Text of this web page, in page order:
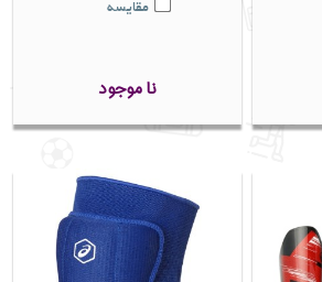
مقایسه
نا موجود